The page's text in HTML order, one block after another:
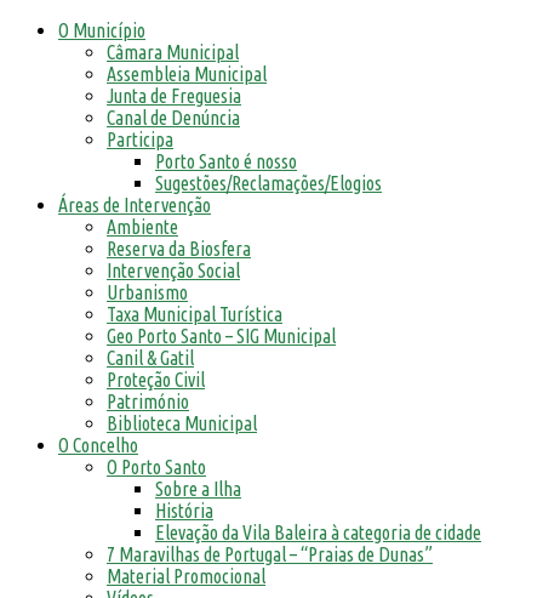
O Município
Câmara Municipal
Assembleia Municipal
Junta de Freguesia
Canal de Denúncia
Participa
Porto Santo é nosso
Sugestões/Reclamações/Elogios
Áreas de Intervenção
Ambiente
Reserva da Biosfera
Intervenção Social
Urbanismo
Taxa Municipal Turística
Geo Porto Santo – SIG Municipal
Canil & Gatil
Proteção Civil
Património
Biblioteca Municipal
O Concelho
O Porto Santo
Sobre a Ilha
História
Elevação da Vila Baleira à categoria de cidade
7 Maravilhas de Portugal – “Praias de Dunas”
Material Promocional